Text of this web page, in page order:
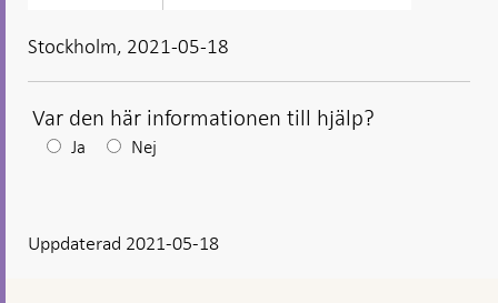
Stockholm, 2021-05-18
Var den här informationen till hjälp?
Efter
visas
Ja Nej
Uppdaterad 2021-05-18